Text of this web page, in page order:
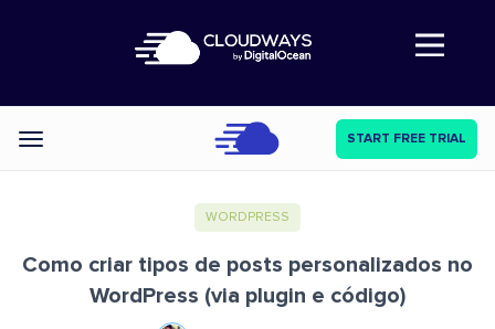
Abre a navegação
Categories START FREE TRIAL
WORDPRESS
Como criar tipos de posts personalizados no
WordPress (via plugin e código)